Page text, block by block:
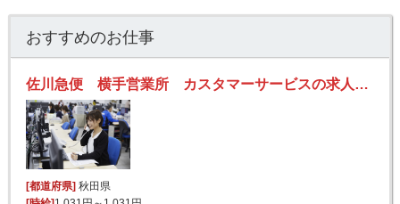
おすすめのお仕事
佐川急便 横手営業所 カスタマーサービスの求人！未経験歓迎！先輩たちがサポートします♪
[都道府県] 秋田県